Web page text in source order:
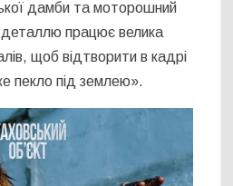
дамби та моторошний
працює велика
щоб відтворити в кадрі
пекло під землею».